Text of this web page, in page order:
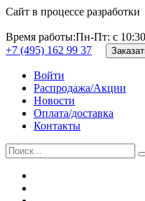
Сайт в процессе разработки
Время работы:Пн-Пт: с
+7 (495) 162 99 37
Войти
Распродажа/Акции
Новости
Оплата/доставка
Контакты